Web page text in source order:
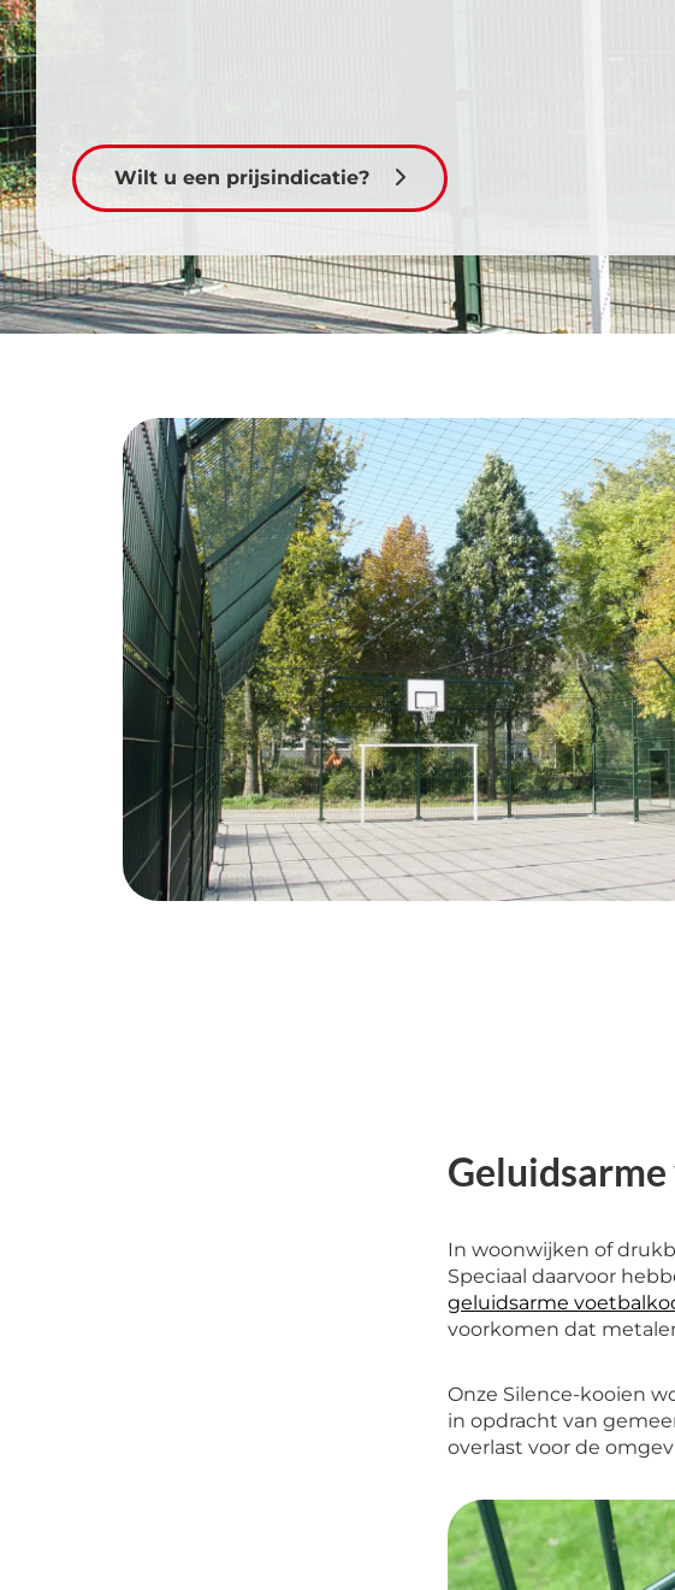
Wilt u een prijsindicatie?
Geluidsarme
In woonwijken of
Speciaal daarvoor
geluidsarme
voorkomen dat
Onze Silence-kooien
in opdracht van
overlast voor de